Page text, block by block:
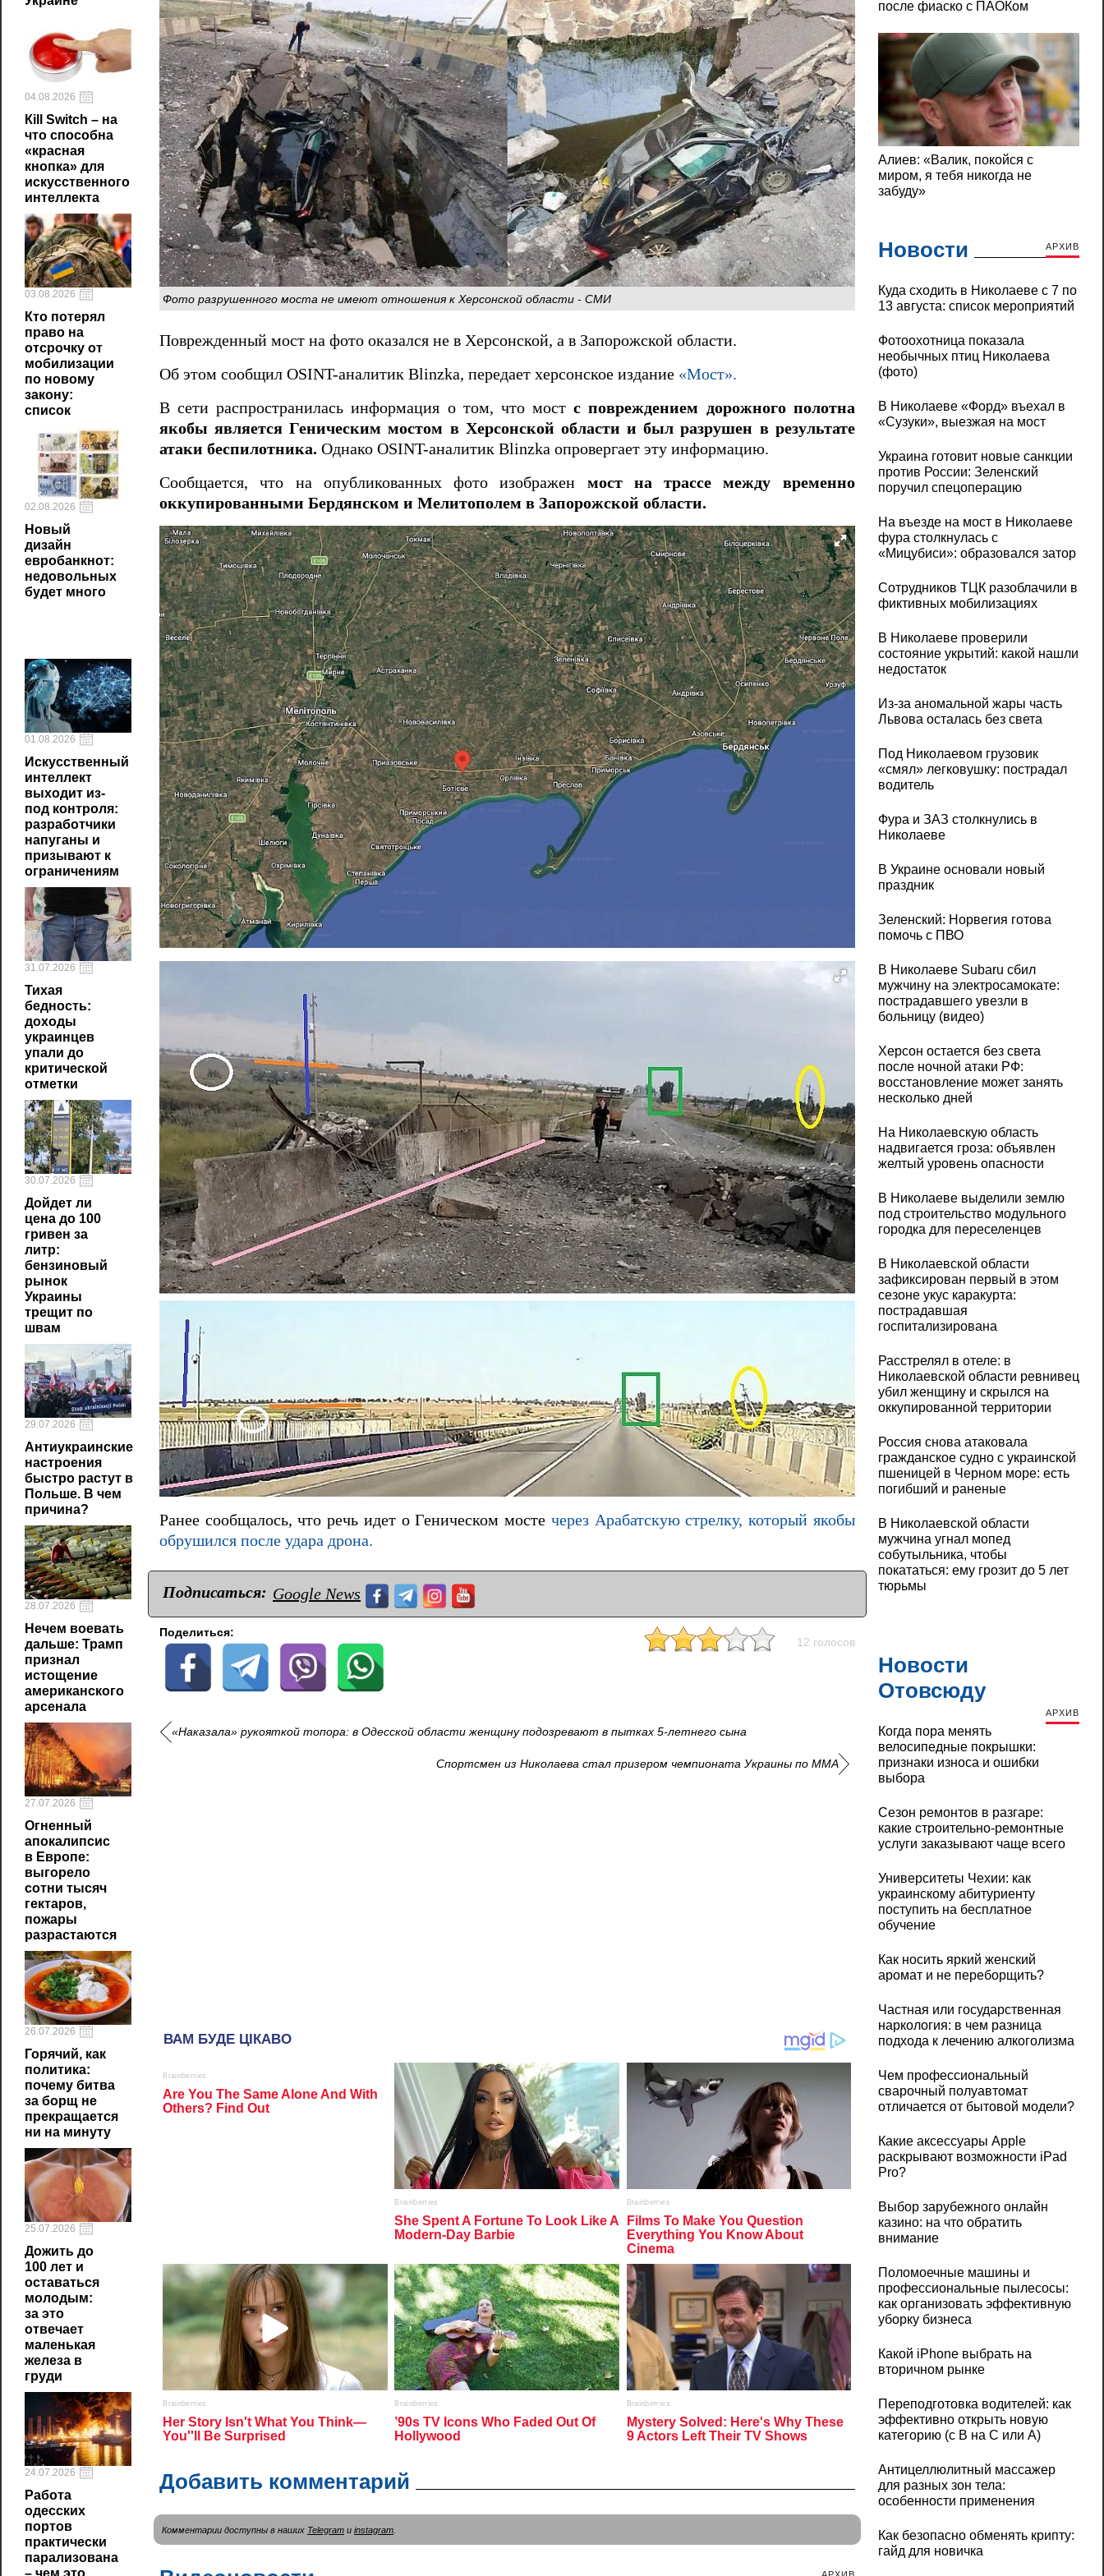
04.08.2026
Кill Switch – на
что способна
«красная
кнопка» для
искусственного
интеллекта
03.08.2026
Кто потерял
право на
отсрочку от
мобилизации
по новому
закону:
список
02.08.2026
Новый
дизайн
евробанкнот:
недовольных
будет много
01.08.2026
Искусственный
интеллект
выходит из-
под контроля:
разработчики
напуганы и
призывают к
ограничениям
31.07.2026
Тихая
бедность:
доходы
украинцев
упали до
критической
отметки
30.07.2026
Дойдет ли
цена до 100
гривен за
литр:
бензиновый
рынок
Украины
трещит по
швам
29.07.2026
Антиукраинские
настроения
быстро растут в
Польше. В чем
причина?
28.07.2026
Нечем воевать
дальше: Трамп
признал
истощение
американского
арсенала
27.07.2026
Огненный
апокалипсис
в Европе:
выгорело
сотни тысяч
гектаров,
пожары
разрастаются
26.07.2026
Горячий, как
политика:
почему битва
за борщ не
прекращается
ни на минуту
25.07.2026
Дожить до
100 лет и
оставаться
молодым:
за это
отвечает
маленькая
железа в
груди
24.07.2026
Работа
одесских
портов
практически
парализована
– чем это
Фото разрушенного моста не имеют отношения к Херсонской области - СМИ
Поврежденный мост на фото оказался не в Херсонской, а в Запорожской области.
Об этом сообщил OSINT-аналитик Blinzka, передает херсонское издание «Мост».
В сети распространилась информация о том, что мостс повреждением дорожного полотна
якобы является Геническим мостом в Херсонской области и был разрушен в результате
атаки беспилотника. Однако OSINT-аналитик Blinzka опровергает эту информацию.
Сообщается, что на опубликованных фото изображен мост на трассе между временно
оккупированными Бердянском и Мелитополем в Запорожской области.
Ранее сообщалось, что речь идет о Геническом мосте через Арабатскую стрелку, который якобы
обрушился после удара дрона.
Подписаться: Google News
Поделиться:
12 голосов
«Наказала» рукояткой топора: в Одесской области женщину подозревают в пытках 5-летнего сына
Спортсмен из Николаева стал призером чемпионата Украины по ММА
Добавить комментарий
Комментарии доступны в наших Telegram и instagram
Новости АРХИВ
Куда сходить в Николаеве с 7 по
13 августа: список мероприятий
Фотоохотница показала
необычных птиц Николаева
(фото)
В Николаеве «Форд» въехал в
«Сузуки», выезжая на мост
Украина готовит новые санкции
против России: Зеленский
поручил спецоперацию
На въезде на мост в Николаеве
фура столкнулась с
«Мицубиси»: образовался затор
Сотрудников ТЦК разоблачили в
фиктивных мобилизациях
В Николаеве проверили
состояние укрытий: какой нашли
недостаток
Из-за аномальной жары часть
Львова осталась без света
Под Николаевом грузовик
«смял» легковушку: пострадал
водитель
Фура и ЗАЗ столкнулись в
Николаеве
В Украине основали новый
праздник
Зеленский: Норвегия готова
помочь с ПВО
В Николаеве Subaru сбил
мужчину на электросамокате:
пострадавшего увезли в
больницу (видео)
Херсон остается без света
после ночной атаки РФ:
восстановление может занять
несколько дней
На Николаевскую область
надвигается гроза: объявлен
желтый уровень опасности
В Николаеве выделили землю
под строительство модульного
городка для переселенцев
В Николаевской области
зафиксирован первый в этом
сезоне укус каракурта:
пострадавшая
госпитализирована
Расстрелял в отеле: в
Николаевской области ревнивец
убил женщину и скрылся на
оккупированной территории
Россия снова атаковала
гражданское судно с украинской
пшеницей в Черном море: есть
погибший и раненые
В Николаевской области
мужчина угнал мопед
собутыльника, чтобы
покататься: ему грозит до 5 лет
тюрьмы
Новости
Отовсюду
АРХИВ
Когда пора менять
велосипедные покрышки:
признаки износа и ошибки
выбора
Сезон ремонтов в разгаре:
какие строительно-ремонтные
услуги заказывают чаще всего
Университеты Чехии: как
украинскому абитуриенту
поступить на бесплатное
обучение
Как носить яркий женский
аромат и не переборщить?
Частная или государственная
наркология: в чем разница
подхода к лечению алкоголизма
Чем профессиональный
сварочный полуавтомат
отличается от бытовой модели?
Какие аксессуары Apple
раскрывают возможности iPad
Pro?
Выбор зарубежного онлайн
казино: на что обратить
внимание
Поломоечные машины и
профессиональные пылесосы:
как организовать эффективную
уборку бизнеса
Какой iPhone выбрать на
вторичном рынке
Переподготовка водителей: как
эффективно открыть новую
категорию (с B на C или А)
Антицеллюлитный массажер
для разных зон тела:
особенности применения
Как безопасно обменять крипту:
гайд для новичка